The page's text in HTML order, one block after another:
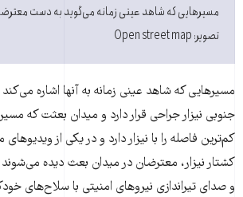
مسیرهایی که شاهد عینی زمانه می‌گوید به دست
تصویر: Open street map
مسیرهایی که شاهد عینی زمانه به آنها اشاره
جنوبی نیزار جراحی قرار دارد و میدان بعثت که
کم‌ترین فاصله را با نیزار دارد و در یکی از ویدیوهای
کشتار نیزار، معترضان در میدان بعث دیده
و صدای تیراندازی نیروهای امنیتی با سلاح‌های